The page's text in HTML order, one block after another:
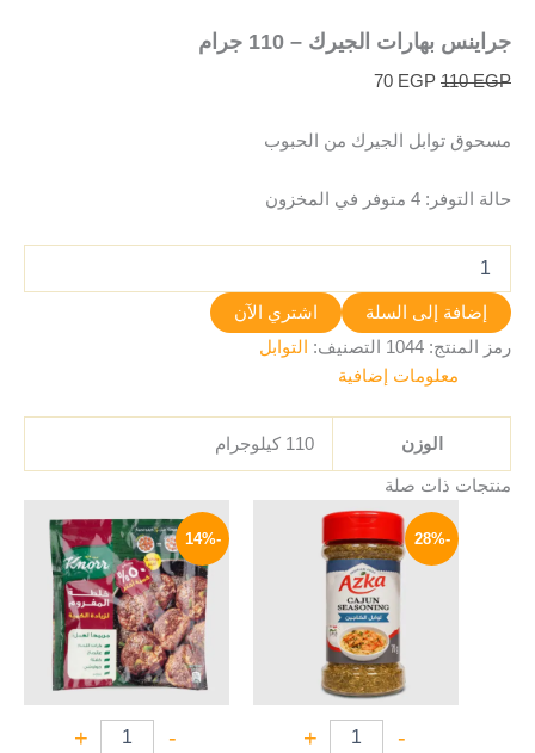
جراينس بهارات الجيرك – 110 جرام
110EGP
70 EGP
مسحوق توابل الجيرك من الحبوب
حالة التوفر: 4 متوفر في المخزون
إضافة إلى السلة
اشتري الآن
رمز المنتج: 1044 التصنيف:
التوابل
معلومات إضافية
الوزن 110 كيلوجرام
منتجات ذات صلة
-28%
-
+
السعر
الأصلي
هو:
125 EGP.
السعر
هو:
90 EGP.
-14%
-
+
الأصلي
هو:
21 EGP.
الحالي
هو:
18 EGP.